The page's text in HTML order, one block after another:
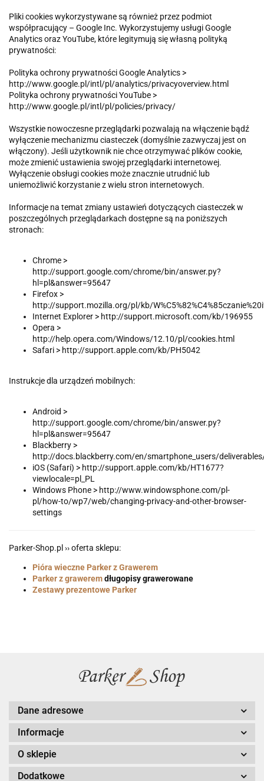
Pliki cookies wykorzystywane są również przez podmiot
współpracujący – Google Inc. Wykorzystujemy usługi Google
Analytics oraz YouTube, które legitymują się własną polityką
prywatności:
Polityka ochrony prywatności Google Analytics >
http://www.google.pl/intl/pl/analytics/privacyoverview.html
Polityka ochrony prywatności YouTube >
http://www.google.pl/intl/pl/policies/privacy/
Wszystkie nowoczesne przeglądarki pozwalają na włączenie bądź
wyłączenie mechanizmu ciasteczek (domyślnie zazwyczaj jest on
włączony). Jeśli użytkownik nie chce otrzymywać plików cookie,
może zmienić ustawienia swojej przeglądarki internetowej.
Wyłączenie obsługi cookies może znacznie utrudnić lub
uniemożliwić korzystanie z wielu stron internetowych.
Informacje na temat zmiany ustawień dotyczących ciasteczek w
poszczególnych przeglądarkach dostępne są na poniższych
stronach:
Chrome >
http://support.google.com/chrome/bin/answer.py?
hl=pl&answer=95647
Firefox >
http://support.mozilla.org/pl/kb/
Internet Explorer > http://support.microsoft.com/kb/196955
Opera >
http://help.opera.com/Windows/12.10/pl/cookies.html
Safari > http://support.apple.com/kb/PH5042
Instrukcje dla urządzeń mobilnych:
Android >
http://support.google.com/chrome/bin/answer.py?
hl=pl&answer=95647
Blackberry >
http://docs.blackberry.com/en/smartphone_users/
iOS (Safari) > http://support.apple.com/kb/HT1677?
viewlocale=pl_PL
Windows Phone > http://www.windowsphone.com/pl-
pl/how-to/wp7/web/changing-privacy-and-other-browser-
settings
Parker-Shop.pl ›› oferta sklepu:
Pióra wieczne Parker z Grawerem
Parker z graweremdługopisy grawerowane
Zestawy prezentowe Parker
Dane adresowe
Informacje
O sklepie
Dodatkowe